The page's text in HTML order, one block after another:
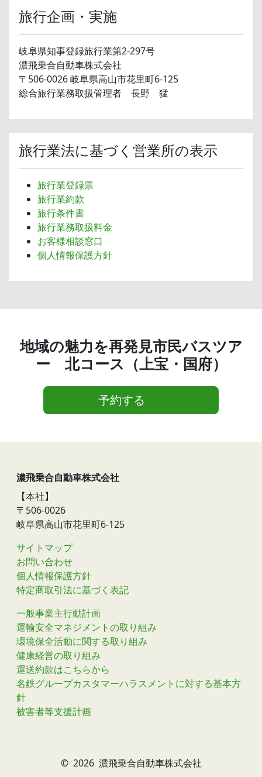
旅行企画・実施
岐阜県知事登録旅行業第2-297号
濃飛乗合自動車株式会社
〒506-0026 岐阜県高山市花里町6-125
総合旅行業務取扱管理者 長野 猛
旅行業法に基づく営業所の表示
旅行業登録票
旅行業約款
旅行条件書
旅行業務取扱料金
お客様相談窓口
個人情報保護方針
地域の魅力を再発見市民バスツア
ー 北コース（上宝・国府）
予約する
濃飛乗合自動車株式会社
【本社】
〒506-0026
岐阜県高山市花里町6-125
サイトマップ
お問い合わせ
個人情報保護方針
特定商取引法に基づく表記
一般事業主行動計画
運輸安全マネジメントの取り組み
環境保全活動に関する取り組み
健康経営の取り組み
運送約款はこちらから
名鉄グループカスタマーハラスメントに対する基本方
針
被害者等支援計画
© 2026 濃飛乗合自動車株式会社